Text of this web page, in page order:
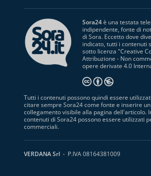
Sora24è una testata
indipendente, fonte di
di Sora. Eccetto dove
indicato, tutti i contenuti
sotto licenza "Creative
Attribuzione - Non
opere derivate 4.0
Tutti i contenuti possono quindi essere
citare sempre Sora24 come fonte e inserire
collegamento visibile alla pagina dell'articolo.
contenuti di Sora24 possono essere utilizzati
commerciali.
VERDANA Srl - P.IVA 08164381009